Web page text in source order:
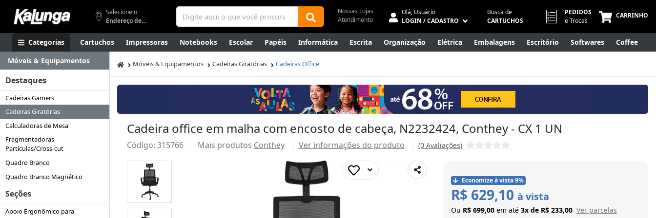
Selecione o
Endereço de entrega
Nossas Lojas
Atendimento
Olá, Usuário
LOGIN / CADASTRO
Busca de
CARTUCHOS
PEDIDOS
e Trocas
CARRINHO
Categorias Cartuchos Impressoras Notebooks Escolar Papéis Informática Escrita Organização Elétrica Embalagens Escritório Softwares Coffee
Apresentação Smartphones Artes Gamers Higiene Mídias Envelopes
Canetas Luxo
Outlet
Móveis & Equipamentos
Destaques
Cadeiras Gamers
Cadeiras Giratórias
Calculadoras de Mesa
Fragmentadoras
Partículas/Cross-cut
Quadro Branco
Quadro Branco Magnético
Seções
Apoio Ergonômico para
Móveis & Equipamentos Cadeiras Giratórias Cadeiras Office
Cadeira office em malha com encosto de cabeça, N2232424, Conthey - CX 1 UN
Código: 315766 Mais produtos Conthey Ver informações do produto (0 Avaliações)
Economize à vista 9%
R$ 629,10 à vista
Ou R$ 699,00 em até 3x de R$ 233,00 Ver parcelas